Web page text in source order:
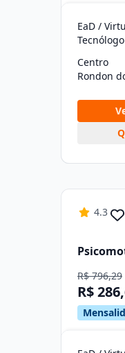
EaD /
Centro
Rondon
4.3
R$ 796,29
R$